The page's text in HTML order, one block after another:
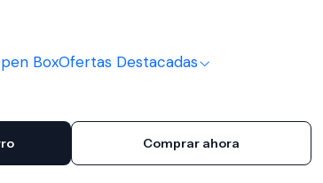
BoxOfertas Destacadas
Comprar ahora